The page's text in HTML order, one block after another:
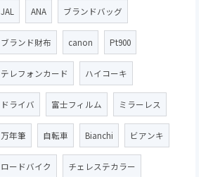
JAL ANA ブランドバッグ
ブランド財布 canon Pt900
テレフォンカード ハイコーキ
ドライバ 富士フィルム ミラーレス
万年筆 自転車 Bianchi ビアンキ
ロードバイク チェレステカラー